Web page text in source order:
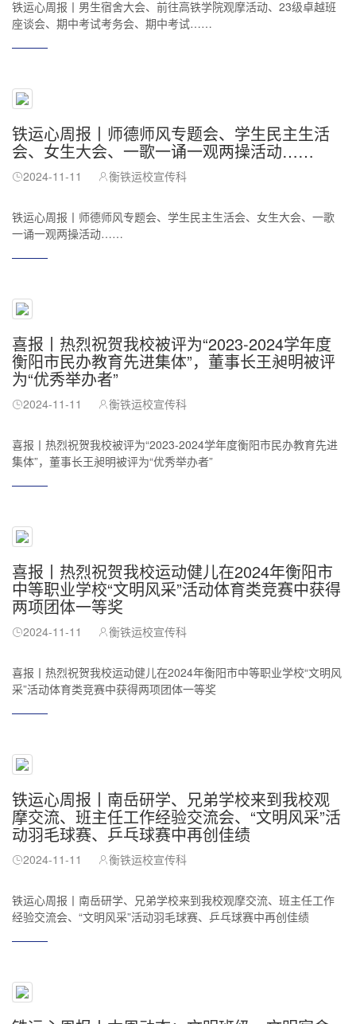
铁运心周报丨男生宿舍大会、前往高铁学院观摩活动、23级卓越班
座谈会、期中考试考务会、期中考试……
铁运心周报丨师德师风专题会、学生民主生活
会、女生大会、一歌一诵一观两操活动……
2024-11-11 衡铁运校宣传科
铁运心周报丨师德师风专题会、学生民主生活会、女生大会、一歌
一诵一观两操活动……
喜报丨热烈祝贺我校被评为“2023-2024学年度
衡阳市民办教育先进集体”，董事长王昶明被评
为“优秀举办者”
2024-11-11 衡铁运校宣传科
喜报丨热烈祝贺我校被评为“2023-2024学年度衡阳市民办教育先进
集体”，董事长王昶明被评为“优秀举办者”
喜报丨热烈祝贺我校运动健儿在2024年衡阳市
中等职业学校“文明风采”活动体育类竞赛中获得
两项团体一等奖
2024-11-11 衡铁运校宣传科
喜报丨热烈祝贺我校运动健儿在2024年衡阳市中等职业学校“文明风
采”活动体育类竞赛中获得两项团体一等奖
铁运心周报丨南岳研学、兄弟学校来到我校观
摩交流、班主任工作经验交流会、“文明风采”活
动羽毛球赛、乒乓球赛中再创佳绩
2024-11-11 衡铁运校宣传科
铁运心周报丨南岳研学、兄弟学校来到我校观摩交流、班主任工作
经验交流会、“文明风采”活动羽毛球赛、乒乓球赛中再创佳绩